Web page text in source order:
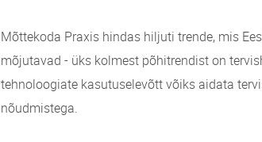
Mõttekoda Praxis hindas hiljuti trende, mis
mõjutavad - üks kolmest põhitrendist on
tehnoloogiate kasutuselevõtt võiks aidata
nõudmistega.